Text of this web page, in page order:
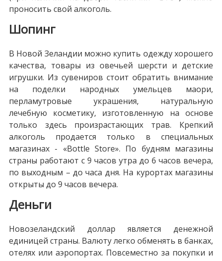
проносить свой алкоголь.
Шопинг
В Новой Зеландии можно купить одежду хорошего
качества, товары из овечьей шерсти и детские
игрушки. Из сувениров стоит обратить внимание
на поделки народных умельцев маори,
перламутровые украшения, натуральную
лечебную косметику, изготовленную на основе
только здесь произрастающих трав. Крепкий
алкоголь продается только в специальных
магазинах - «Bottle Store». По будням магазины
страны работают с 9 часов утра до 6 часов вечера,
по выходным – до часа дня. На курортах магазины
открыты до 9 часов вечера.
Деньги
Новозеландский доллар является денежной
единицей страны. Валюту легко обменять в банках,
отелях или аэропортах. Повсеместно за покупки и